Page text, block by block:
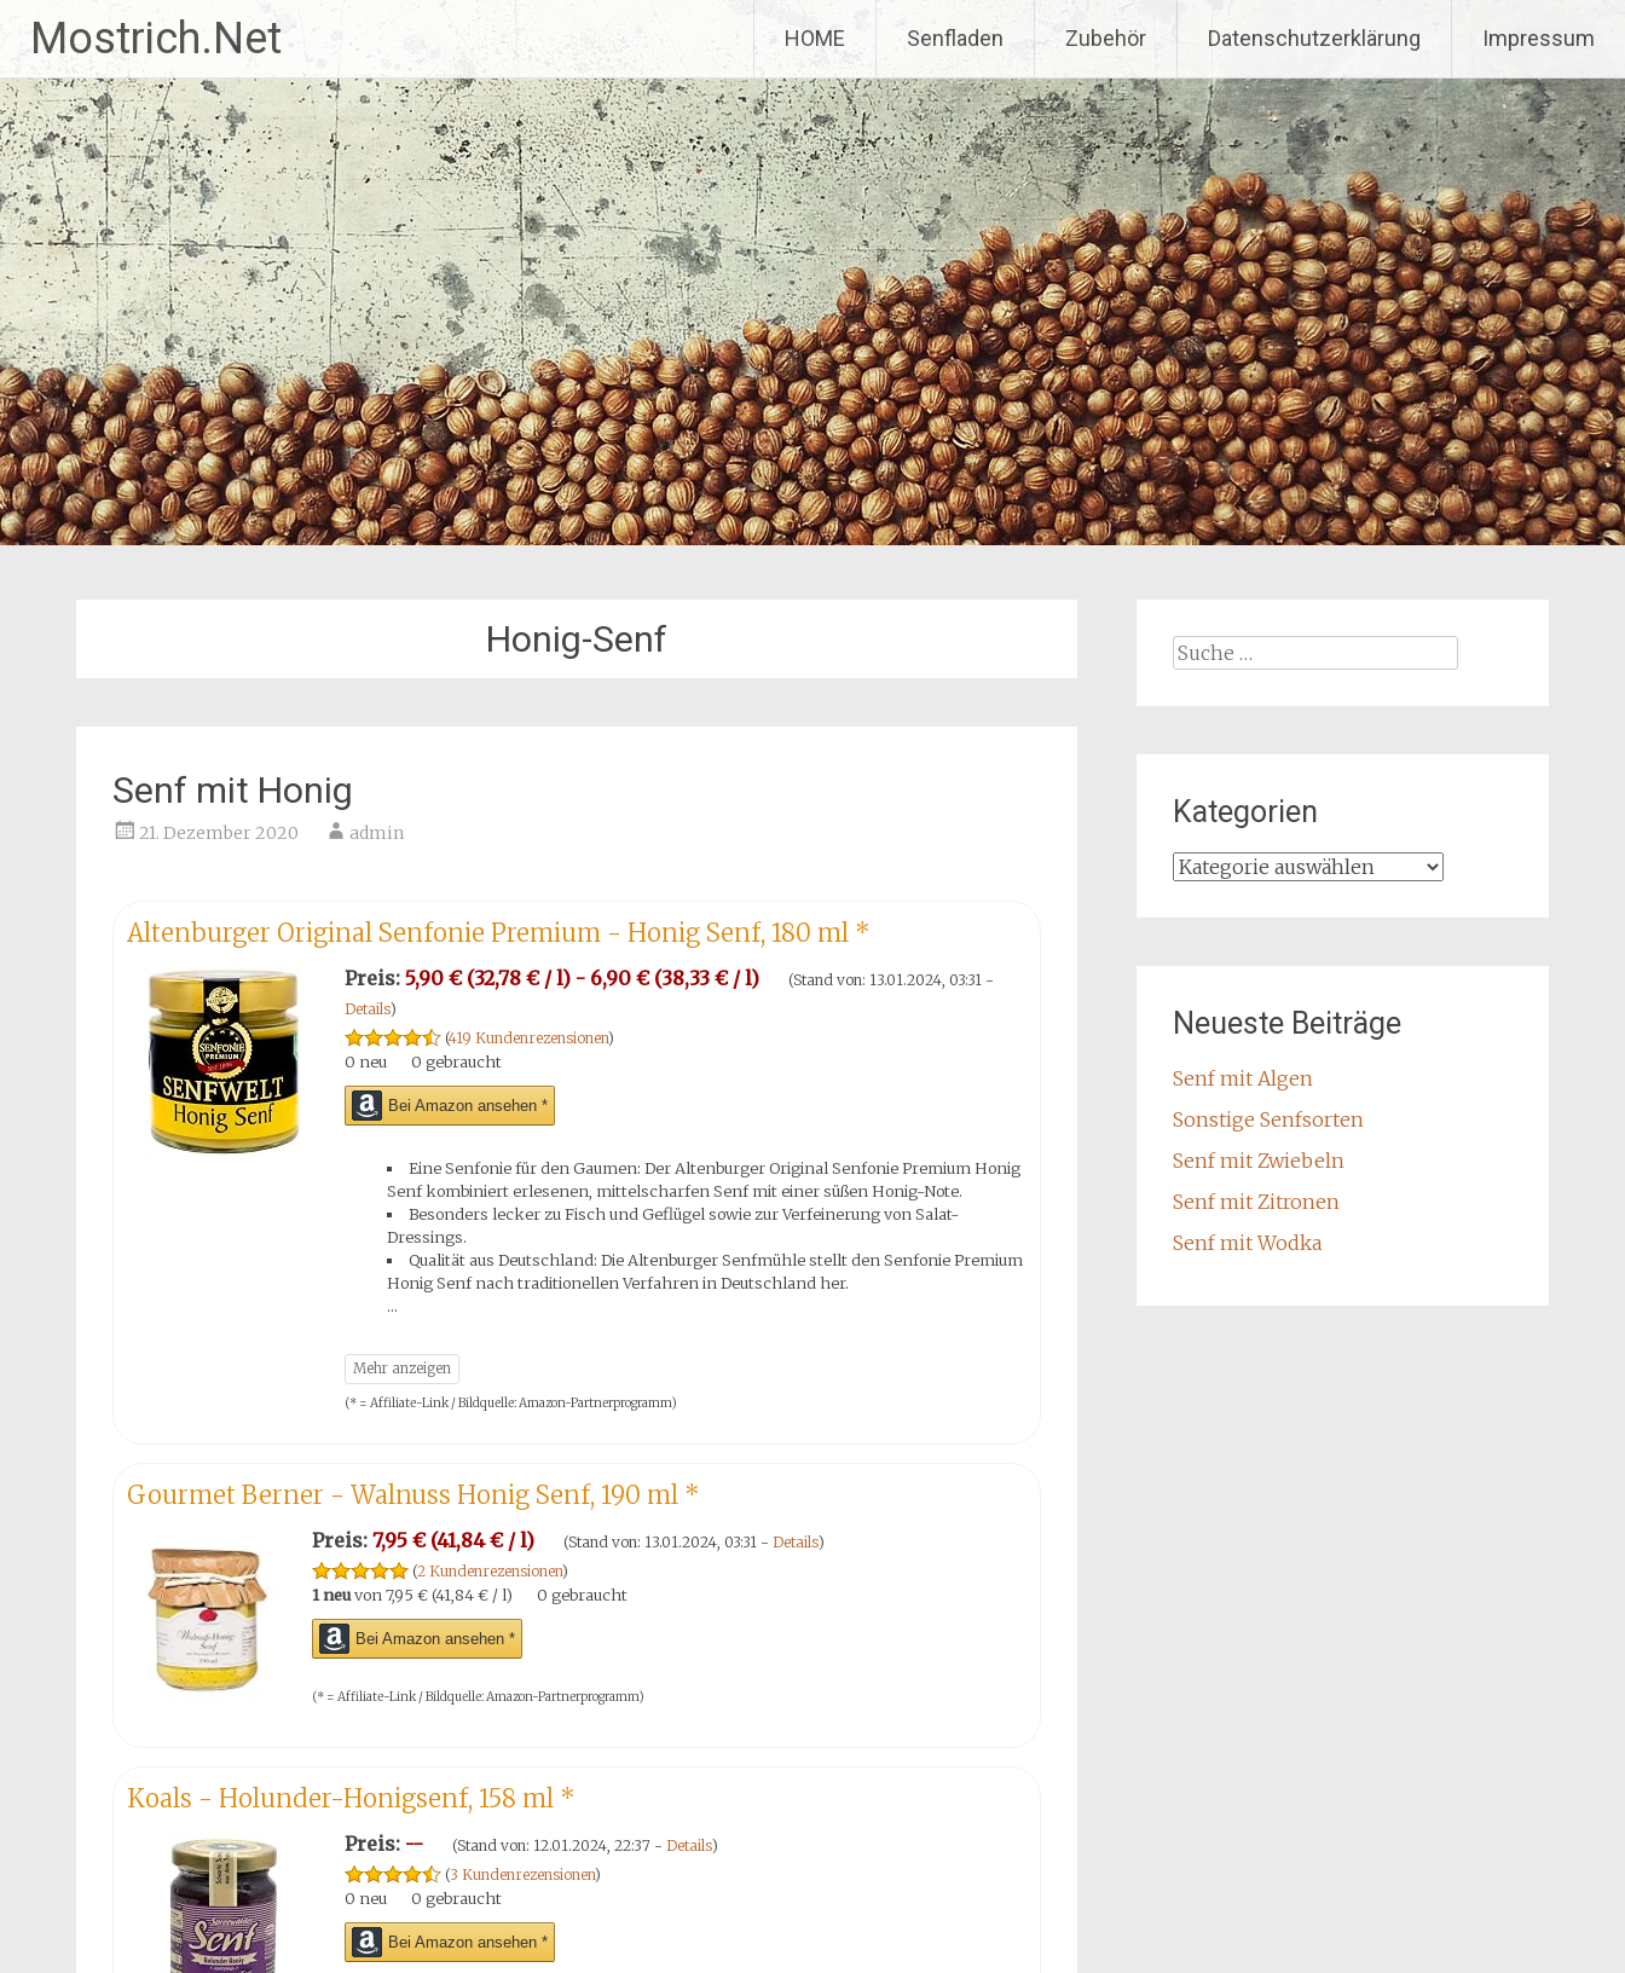
Inhalt
springen
Mostrich.Net HOME Senfladen Zubehör Datenschutzerklärung Impressum
Honig-Senf
Senf mit Honig
21. Dezember 2020 admin
Altenburger Original Senfonie Premium - Honig Senf, 180 ml *
Preis: 5,90 € (32,78 € / l) - 6,90 € (38,33 € / l)
(Stand von: 13.01.2024, 03:31 -
Details)
(419 Kundenrezensionen)
0 neu 0 gebraucht
Bei Amazon ansehen *
Eine Senfonie für den Gaumen: Der Altenburger Original Senfonie Premium Honig
Senf kombiniert erlesenen, mittelscharfen Senf mit einer süßen Honig-Note.
Besonders lecker zu Fisch und Geflügel sowie zur Verfeinerung von Salat-
Dressings.
Qualität aus Deutschland: Die Altenburger Senfmühle stellt den Senfonie Premium
Honig Senf nach traditionellen Verfahren in Deutschland her.
(* = Affiliate-Link / Bildquelle: Amazon-Partnerprogramm)
Gourmet Berner - Walnuss Honig Senf, 190 ml *
Preis: 7,95 € (41,84 € / l) (Stand von: 13.01.2024, 03:31 - Details)
(2 Kundenrezensionen)
1 neuvon 7,95 € (41,84 € / l) 0 gebraucht
Bei Amazon ansehen *
(* = Affiliate-Link / Bildquelle: Amazon-Partnerprogramm)
Koals - Holunder-Honigsenf, 158 ml *
Preis: -- (Stand von: 12.01.2024, 22:37 - Details)
(3 Kundenrezensionen)
0 neu 0 gebraucht
Bei Amazon ansehen *
Suche
Kategorien
Kategorien
Neueste Beiträge
Senf mit Algen
Sonstige Senfsorten
Senf mit Zwiebeln
Senf mit Zitronen
Senf mit Wodka